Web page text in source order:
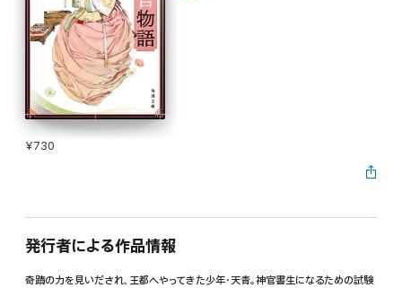
¥730
発行者による作品情報
奇蹟の力を見いだされ、王都へやってきた少年・天青。神官書生になるための試験